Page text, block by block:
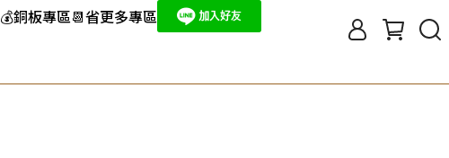
💰銅板專區📆省更多專區